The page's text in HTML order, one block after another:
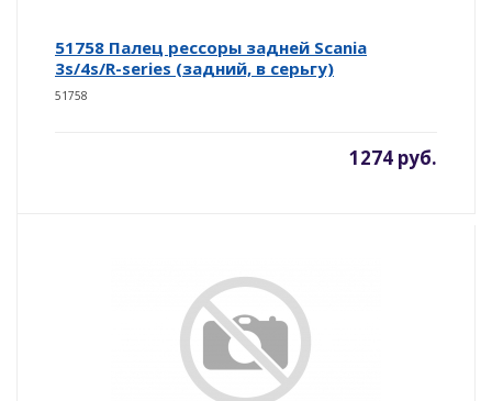
51758 Палец рессоры задней Scania
3s/4s/R-series (задний, в серьгу)
51758
1274 руб.